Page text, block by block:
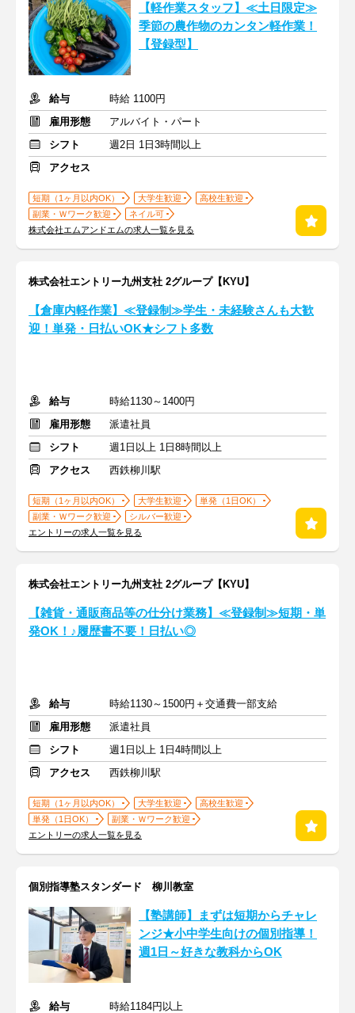
【軽作業スタッフ】≪土日限定≫
季節の農作物のカンタン軽作業！
【登録型】
給与
時給 1100円
雇用形態
アルバイト・パート
シフト
週2日 1日3時間以上
アクセス
短期（1ヶ月以内OK） 大学生歓迎
高校生歓迎
副業・Ｗワーク歓迎
ネイル可
株式会社エムアンドエムの求人一覧を見る
株式会社エントリー九州支社 2グループ【KYU】
【倉庫内軽作業】≪登録制≫学生・未経験さんも大歓
迎！単発・日払いOK★シフト多数
給与
時給1130～1400円
雇用形態
派遣社員
シフト
週1日以上 1日8時間以上
アクセス
西鉄柳川駅
短期（1ヶ月以内OK） 大学生歓迎
単発（1日OK）
副業・Ｗワーク歓迎
シルバー歓迎
エントリーの求人一覧を見る
株式会社エントリー九州支社 2グループ【KYU】
【雑貨・通販商品等の仕分け業務】≪登録制≫短期・単
発OK！♪履歴書不要！日払い◎
給与
時給1130～1500円＋交通費一部支給
雇用形態
派遣社員
シフト
週1日以上 1日4時間以上
アクセス
西鉄柳川駅
短期（1ヶ月以内OK） 大学生歓迎
高校生歓迎
単発（1日OK）
副業・Ｗワーク歓迎
エントリーの求人一覧を見る
個別指導塾スタンダード 柳川教室
【塾講師】まずは短期からチャレ
ンジ★小中学生向けの個別指導！
週1日～好きな教科からOK
給与
時給1184円以上